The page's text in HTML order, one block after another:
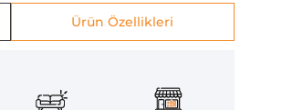
Ürün Özellikleri